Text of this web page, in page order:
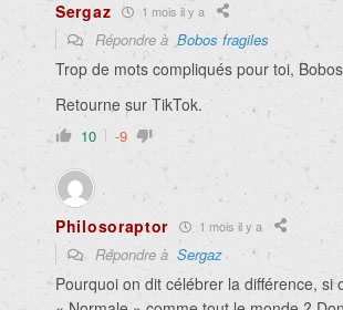
Sergaz 1 mois il y a
Répondre à Bobos fragiles
Trop de mots compliqués pour toi,
Retourne sur TikTok.
10 -9
Philosoraptor 1 mois il y a
Répondre à Sergaz
Pourquoi on dit célébrer la différence, si